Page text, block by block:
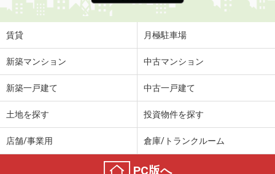
賃貸 月極駐車場
新築マンション 中古マンション
新築一戸建て 中古一戸建て
土地を探す 投資物件を探す
店舗/事業用 倉庫/トランクルーム
PC版へ